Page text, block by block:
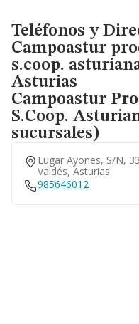
Teléfonos y
Campoastur
s.coop.
Asturias
Campoastur
S.coop.
sucursales)
Lugar Ayones, S/n,
Valdés, Asturias
985646012